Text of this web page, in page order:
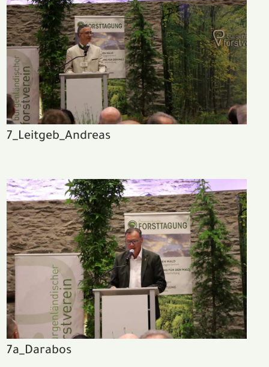
7_Leitgeb_Andreas
7a_Darabos